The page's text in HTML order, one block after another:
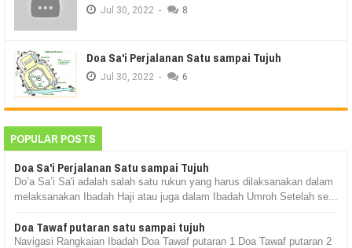
Jul 30, 2022 - 8
Doa Sa'i Perjalanan Satu sampai Tujuh
Jul 30, 2022 - 6
POPULAR POSTS
Doa Sa'i Perjalanan Satu sampai Tujuh
Do’a Sa’i Sa'i adalah salah satu rukun yang harus dilaksanakan dalam
melaksanakan Ibadah Haji atau juga dalam Ibadah Umroh Setelah se...
Doa Tawaf putaran satu sampai tujuh
Navigasi Rangkaian Ibadah Doa Tawaf putaran 1 Doa Tawaf putaran 2